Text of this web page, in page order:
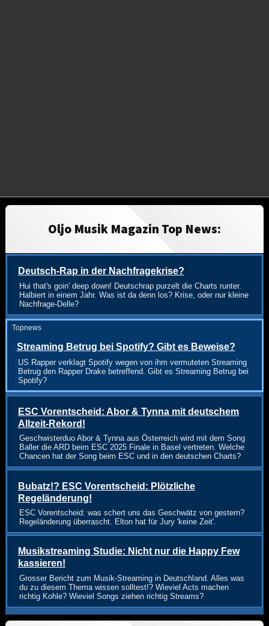
Oljo Musik Magazin Top News:
Deutsch-Rap in der Nachfragekrise?
Hui that's goin' deep down! Deutschrap purzelt die Charts runter.
Halbiert in einem Jahr. Was ist da denn los? Krise, oder nur kleine
Nachfrage-Delle?
Topnews
Streaming Betrug bei Spotify? Gibt es Beweise?
US Rapper verklagt Spotify wegen von ihm vermuteten Streaming
Betrug den Rapper Drake betreffend. Gibt es Streaming Betrug bei
Spotify?
ESC Vorentscheid: Abor & Tynna mit deutschem
Allzeit-Rekord!
Geschwisterduo Abor & Tynna aus Österreich wird mit dem Song
Baller die ARD beim ESC 2025 Finale in Basel vertreten. Welche
Chancen hat der Song beim ESC und in den deutschen Charts?
Bubatz!? ESC Vorentscheid: Plötzliche
Regeländerung!
ESC Vorentscheid: was schert uns das Geschwätz von gestern?
Regeländerung überrascht. Elton hat für Jury 'keine Zeit'.
Musikstreaming Studie: Nicht nur die Happy Few
kassieren!
Grosser Bericht zum Musik-Streaming in Deutschland. Alles was
du zu diesem Thema wissen solltest!? Wieviel Acts machen
richtig Kohle? Wieviel Songs ziehen richtig Streams?